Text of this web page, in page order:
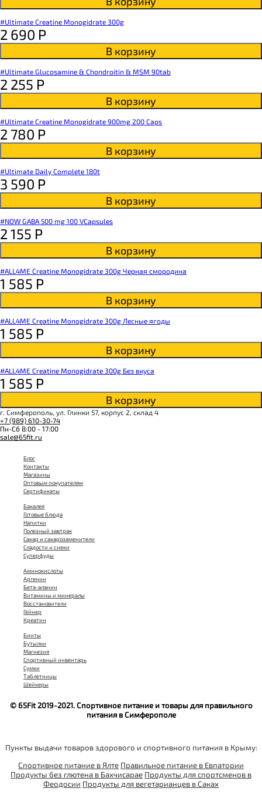
#Ultimate Creatine Monogidrate 300g
2 690 Р
В корзину
#Ultimate Glucosamine & Chondroitin & MSM 90tab
2 255 Р
В корзину
#Ultimate Creatine Monogidrate 900mg 200 Caps
2 780 Р
В корзину
#Ultimate Daily Complete 180t
3 590 Р
В корзину
#NOW GABA 500 mg 100 VCapsules
2 155 Р
В корзину
#ALL4ME Creatine Monogidrate 300g Черная смородина
1 585 Р
В корзину
#ALL4ME Creatine Monogidrate 300g Лесные ягоды
1 585 Р
В корзину
#ALL4ME Creatine Monogidrate 300g Без вкуса
1 585 Р
В корзину
г. Симферополь, ул. Глинки 57, корпус 2, склад 4
+7 (989) 610-30-74
Пн-Сб 8:00 - 17:00
sale@65fit.ru
Блог
Контакты
Магазины
Оптовым покупателям
Сертификаты
Бакалея
Готовые блюда
Напитки
Полезный завтрак
Сахар и сахарозаменители
Сладости и снеки
Суперфуды
Аминокислоты
Аргенин
Бета-аланин
Витамины и минералы
Восстановители
Гейнер
Креатин
Бинты
Бутылки
Магнезия
Спортивный инвентарь
Сумки
Таблетницы
Шейкеры
© 65Fit 2019-2021. Спортивное питание и товары для правильного
питания в Симферополе
Пункты выдачи товаров здорового и спортивного питания в Крыму:
Спортивное питание в Ялте Правильное питание в Евпатории
Продукты без глютена в Бахчисарае Продукты для спортсменов в
Феодосии Продукты для вегетарианцев в Саках